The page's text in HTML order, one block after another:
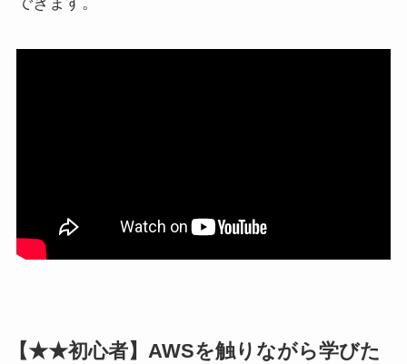
【★★初心者】AWSを触りながら学びた